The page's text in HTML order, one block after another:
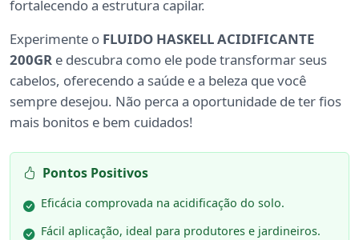
fortalecendo a estrutura capilar.
Experimente o FLUIDO HASKELL ACIDIFICANTE
200GR e descubra como ele pode transformar seus
cabelos, oferecendo a saúde e a beleza que você
sempre desejou. Não perca a oportunidade de ter fios
mais bonitos e bem cuidados!
Pontos Positivos
Eficácia comprovada na acidificação do solo.
Fácil aplicação, ideal para produtores e jardineiros.